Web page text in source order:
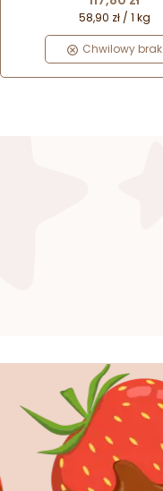
58,90 zł / 1 kg
Chwilowy brak